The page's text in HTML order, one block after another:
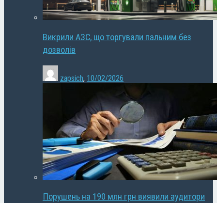
Викрили АЗС, що торгували пальним без
дозволів
zapsich, 10/02/2026
Порушень на 190 млн грн виявили аудитори